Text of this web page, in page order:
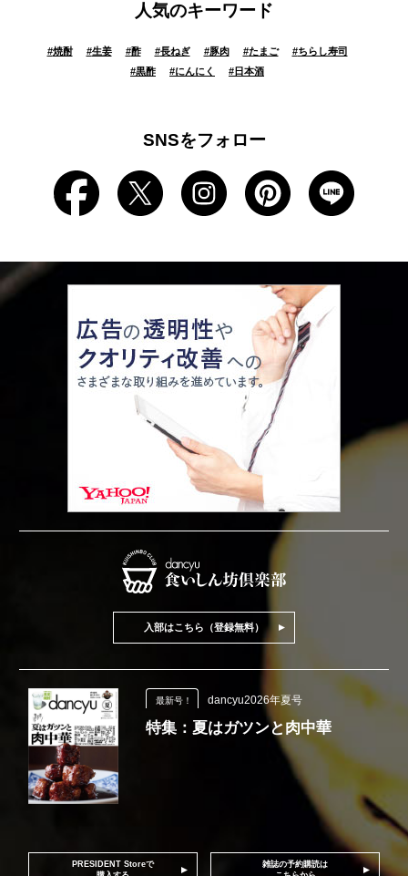
人気のキーワード
#焼酎 #生姜 #酢 #長ねぎ #豚肉 #たまご #ちらし寿司
#黒酢 #にんにく # 日本酒
SNSをフォロー
入部はこちら（登録無料）
最新号！ dancyu2026年夏号
特集：夏はガツンと肉中華
PRESIDENT Storeで
雑誌の予約購読は